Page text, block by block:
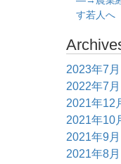
す若人へ
2023年7月
2022年7月
2021年12
2021年10
2021年9月
2021年8月